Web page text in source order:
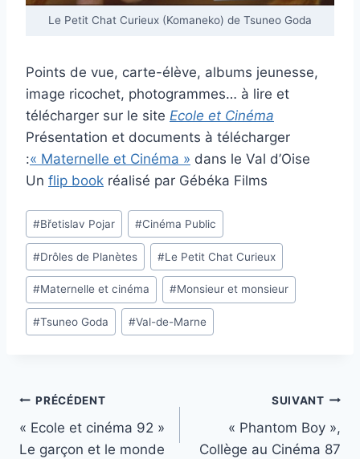
Le Petit Chat Curieux (Komaneko) de Tsuneo Goda
Points de vue, carte-élève, albums jeunesse,
image ricochet, photogrammes… à lire et
télécharger sur le site Ecole et Cinéma
Présentation et documents à télécharger
:« Maternelle et Cinéma » dans le Val d’Oise
Un flip book réalisé par Gébéka Films
Étiquettes
de
la
publication :
#Břetislav Pojar #Cinéma Public
#Drôles de Planètes #Le Petit Chat Curieux
#Maternelle et cinéma #Monsieur et monsieur
#Tsuneo Goda #Val-de-Marne
Navigation
de
PRÉCÉDENT
« Ecole et cinéma 92 »
Le garçon et le monde
SUIVANT
« Phantom Boy »,
Collège au Cinéma 87